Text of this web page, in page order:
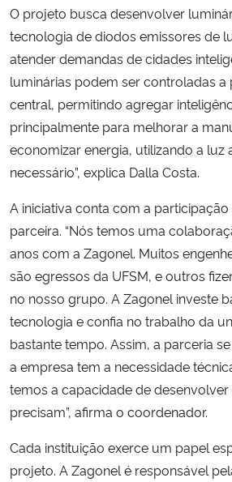
Gabinete de Segurança Institucional
Advocacia-Geral da União
Banco Central do Brasil
Planalto
O projeto busca desenvolver
tecnologia de diodos emissores de
atender demandas de cidades
luminárias podem ser controladas a
central, permitindo agregar
principalmente para melhorar a
economizar energia, utilizando a luz
necessário”, explica Dalla Costa.
A iniciativa conta com a
parceira. “Nós temos uma
anos com a Zagonel. Muitos
são egressos da UFSM, e outros
no nosso grupo. A Zagonel investe
tecnologia e confia no trabalho da
bastante tempo. Assim, a parceria
a empresa tem a necessidade
temos a capacidade de desenvolver
precisam”, afirma o coordenador.
Cada instituição exerce um papel
projeto. A Zagonel é responsável